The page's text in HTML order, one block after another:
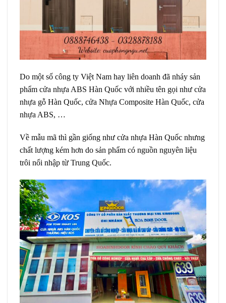
Do một số công ty Việt Nam hay liên doanh đã nháy sản
phẩm cửa nhựa ABS Hàn Quốc với nhiều tên gọi như cửa
nhựa gỗ Hàn Quốc, cửa Nhựa Composite Hàn Quốc, cửa
nhựa ABS, …
Về mẫu mã thì gần giống như cửa nhựa Hàn Quốc nhưng
chất lượng kém hơn do sản phẩm có nguồn nguyên liệu
trôi nổi nhập từ Trung Quốc.